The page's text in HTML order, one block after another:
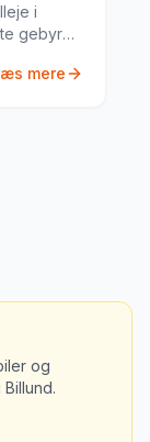
i
gebyrer
mere
og
Billund.